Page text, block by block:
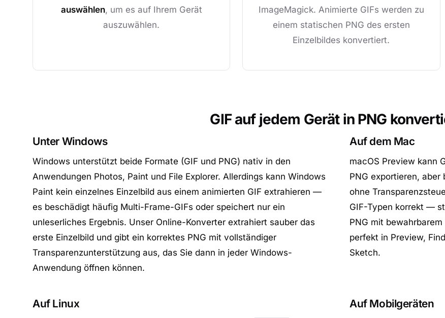
auswählen, um es auf Ihrem Gerät
auszuwählen.
ImageMagick. Animierte GIFs werden zu
einem statischen PNG des ersten
Einzelbildes konvertiert.
GIF auf jedem Gerät in PNG
Unter Windows
Windows unterstützt beide Formate (GIF und PNG) nativ in den
Anwendungen Photos, Paint und File Explorer. Allerdings kann Windows
Paint kein einzelnes Einzelbild aus einem animierten GIF extrahieren —
es beschädigt häufig Multi-Frame-GIFs oder speichert nur ein
unleserliches Ergebnis. Unser Online-Konverter extrahiert sauber das
erste Einzelbild und gibt ein korrektes PNG mit vollständiger
Transparenzunterstützung aus, das Sie dann in jeder Windows-
Anwendung öffnen können.
Auf dem Mac
macOS Preview kann
PNG exportieren, aber
ohne
GIF-Typen korrekt —
PNG mit
perfekt in Preview,
Sketch.
Auf Linux Auf Mobilgeräten